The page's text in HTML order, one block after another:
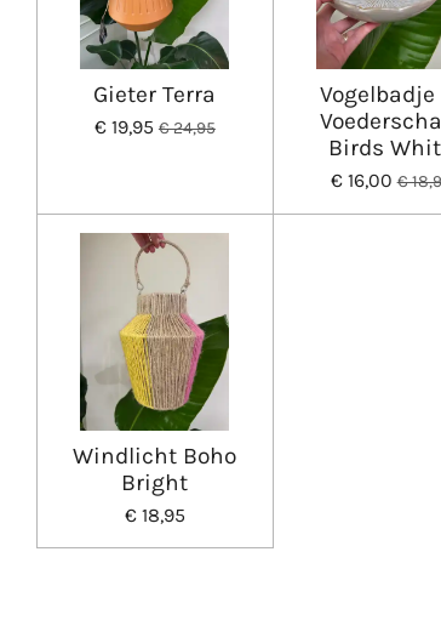
Gieter Terra
€ 19,95 € 24,95
Birds
€ 16,00 €
Windlicht Boho
Bright
€ 18,95